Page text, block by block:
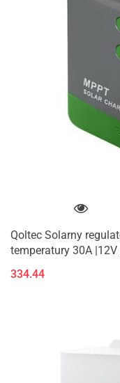
Qoltec Solarny
temperatury 30A |12V
334.44